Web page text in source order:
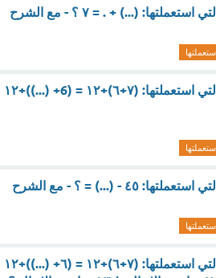
(...) + . = ۷ ؟ - مع الشرح
اكتب العدد المفقود في الفراغ، واذكر الخاصية التي استعملتها: (۷+٦)+١٢ = (6+ (...))+۱۲
- (...) = ؟ - مع الشرح
اكتب العدد المفقود في الفراغ، واذكر الخاصية التي استعملتها: (٧+٦)+١٢ = (٦+ (...))+١٢